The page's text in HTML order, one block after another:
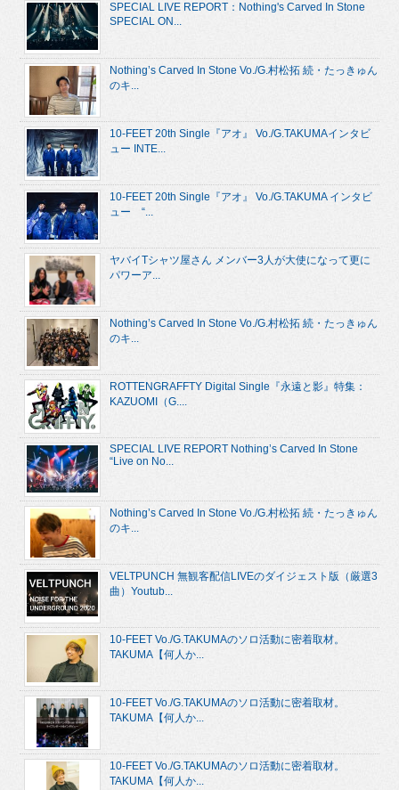
SPECIAL LIVE REPORT：Nothing's Carved In Stone
SPECIAL ON...
Nothing’s Carved In Stone Vo./G.村松拓 続・たっきゅん
のキ...
10-FEET 20th Single『アオ』 Vo./G.TAKUMAインタビ
ュー INTE...
10-FEET 20th Single『アオ』 Vo./G.TAKUMA インタビ
ュー “...
ヤバイTシャツ屋さん メンバー3人が大使になって更に
パワーア...
Nothing’s Carved In Stone Vo./G.村松拓 続・たっきゅん
のキ...
ROTTENGRAFFTY Digital Single『永遠と影』特集：
KAZUOMI（G....
SPECIAL LIVE REPORT Nothing’s Carved In Stone
“Live on No...
Nothing’s Carved In Stone Vo./G.村松拓 続・たっきゅん
のキ...
VELTPUNCH 無観客配信LIVEのダイジェスト版（厳選3
曲）Youtub...
10-FEET Vo./G.TAKUMAのソロ活動に密着取材。
TAKUMA【何人か...
10-FEET Vo./G.TAKUMAのソロ活動に密着取材。
TAKUMA【何人か...
10-FEET Vo./G.TAKUMAのソロ活動に密着取材。
TAKUMA【何人か...